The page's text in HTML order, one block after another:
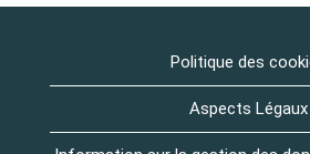
Politique des
Aspects Légaux